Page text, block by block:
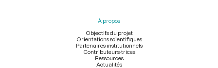
À propos
Objectifs du projet
Orientations scientifiques
Partenaires institutionnels
Contributeurs-trices
Ressources
Actualités